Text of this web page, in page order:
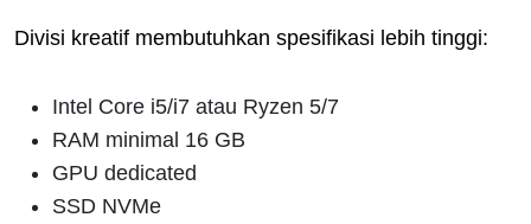
Divisi kreatif membutuhkan spesifikasi lebih tinggi:
Intel Core i5/i7 atau Ryzen 5/7
RAM minimal 16 GB
GPU dedicated
SSD NVMe